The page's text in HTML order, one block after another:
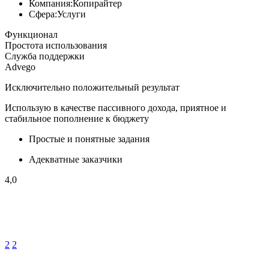
Компания:Копирайтер
Сфера:Услуги
Функционал
Простота использования
Служба поддержки
Advego
Исключительно положительный результат
Использую в качестве пассивного дохода, приятное и
стабильное пополнение к бюджету
Простые и понятные задания
Адекватные заказчики
4,0
2 2